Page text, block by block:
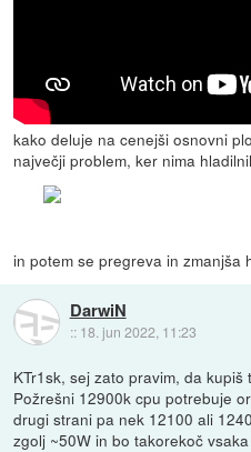
kako deluje na cenejši osnovni
največji problem, ker nima
in potem se pregreva in zmanjša
DarwiN
:: 18. jun 2022, 11:23
KTr1sk, sej zato pravim, da
Požrešni 12900k cpu potrebuje
drugi strani pa nek 12100 ali
zgolj ~50W in bo takorekoč